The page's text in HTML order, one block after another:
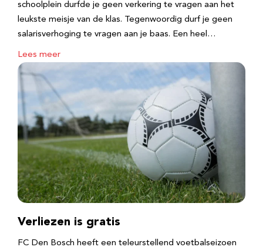
schoolplein durfde je geen verkering te vragen aan het
leukste meisje van de klas. Tegenwoordig durf je geen
salarisverhoging te vragen aan je baas. Een heel…
Lees meer
Verliezen is gratis
FC Den Bosch heeft een teleurstellend voetbalseizoen